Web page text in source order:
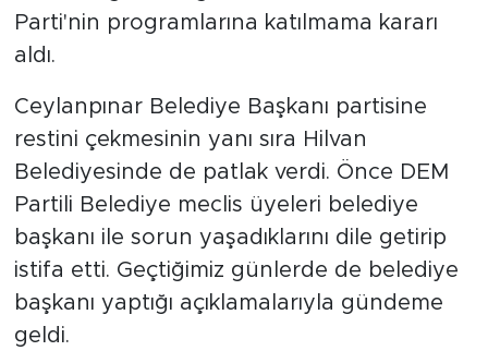
Parti'nin programlarına katılmama kararı
aldı.
Ceylanpınar Belediye Başkanı partisine
restini çekmesinin yanı sıra Hilvan
Belediyesinde de patlak verdi. Önce DEM
Partili Belediye meclis üyeleri belediye
başkanı ile sorun yaşadıklarını dile getirip
istifa etti. Geçtiğimiz günlerde de belediye
başkanı yaptığı açıklamalarıyla gündeme
geldi.